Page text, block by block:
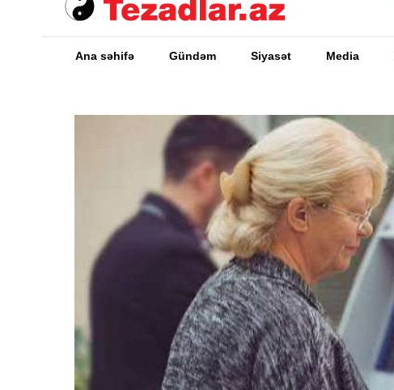
Ana səhifə Gündəm Siyasət Media